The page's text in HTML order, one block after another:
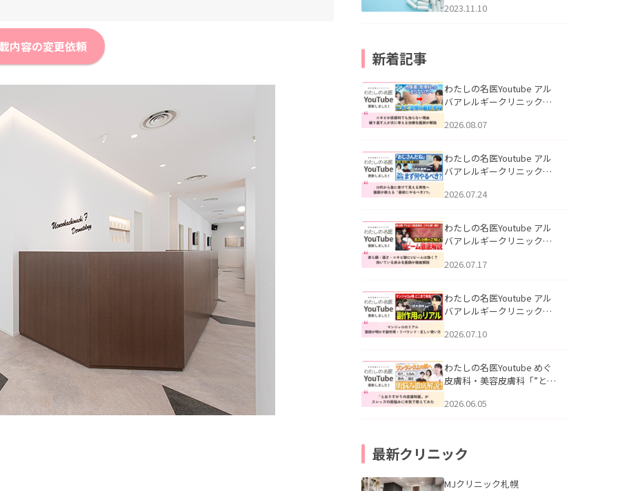
内容の変更依頼
2023.11.10
新着記事
わたしの名医Youtube アル
バアレルギークリニック札
らない理由｜繰り返す人が
説」を公開いたしました。
2026.08.07
わたしの名医Youtube アル
バアレルギークリニック札
える男性へ｜医師が教える
公開いたしました。
2026.07.24
わたしの名医Youtube アル
バアレルギークリニック札
跡にVビームは効く？向いて
説」を公開いたしました。
2026.07.17
わたしの名医Youtube アル
バアレルギークリニック札
医師が明かす副作用・リバ
公開いたしました。
2026.07.10
わたしの名医Youtube めぐ
皮膚科・美容皮膚科「”とお
ッズの肌悩みに本気で答え
2026.06.05
最新クリニック
MJクリニック札幌